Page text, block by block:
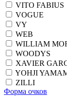
VITO FABIUS
VOGUE
VY
WEB
WILLIAM
WOODYS
XAVIER
YOHJI
ZILLI
Форма очков